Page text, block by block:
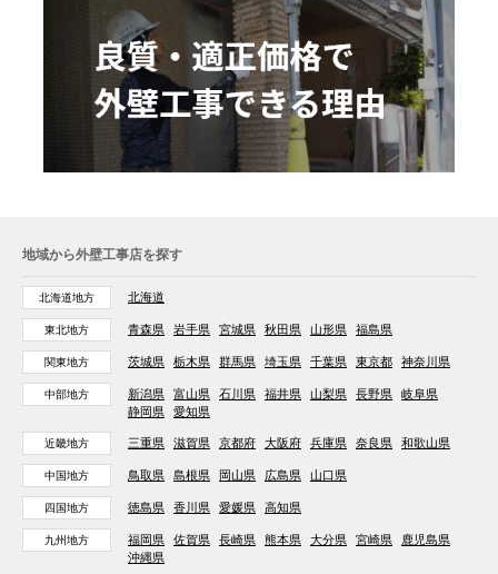
地域から外壁工事店を探す
北海道地方 北海道
東北地方 青森県 岩手県 宮城県 秋田県 山形県 福島県
関東地方 茨城県 栃木県 群馬県 埼玉県 千葉県 東京都 神奈川県
中部地方 新潟県 富山県 石川県 福井県 山梨県 長野県
岐阜県
静岡県
愛知県
近畿地方 三重県 滋賀県 京都府 大阪府 兵庫県 奈良県 和歌山県
中国地方 鳥取県 島根県 岡山県 広島県 山口県
四国地方 徳島県 香川県 愛媛県 高知県
九州地方 福岡県 佐賀県 長崎県 熊本県 大分県 宮崎県
鹿児島県
沖縄県